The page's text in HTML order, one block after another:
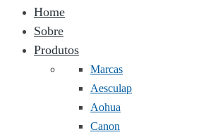
Home
Sobre
Produtos
Marcas
Aesculap
Aohua
Canon